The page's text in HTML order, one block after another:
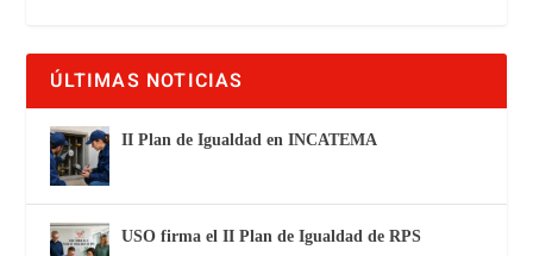
ÚLTIMAS NOTICIAS
II Plan de Igualdad en INCATEMA
USO firma el II Plan de Igualdad de RPS